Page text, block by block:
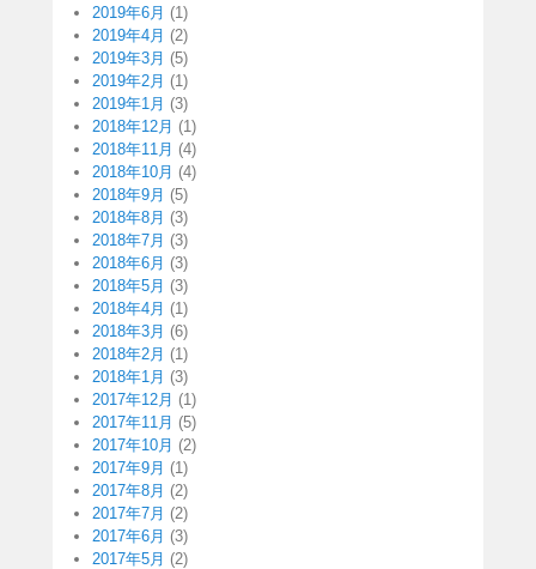
2019年6月 (1)
2019年4月 (2)
2019年3月 (5)
2019年2月 (1)
2019年1月 (3)
2018年12月 (1)
2018年11月 (4)
2018年10月 (4)
2018年9月 (5)
2018年8月 (3)
2018年7月 (3)
2018年6月 (3)
2018年5月 (3)
2018年4月 (1)
2018年3月 (6)
2018年2月 (1)
2018年1月 (3)
2017年12月 (1)
2017年11月 (5)
2017年10月 (2)
2017年9月 (1)
2017年8月 (2)
2017年7月 (2)
2017年6月 (3)
2017年5月 (2)